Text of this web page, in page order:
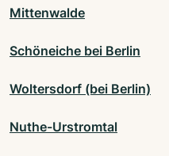
Mittenwalde
Schöneiche bei Berlin
Woltersdorf (bei Berlin)
Nuthe-Urstromtal